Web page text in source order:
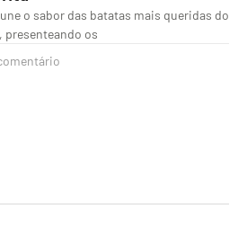
o sabor das batatas mais queridas do
presenteando os